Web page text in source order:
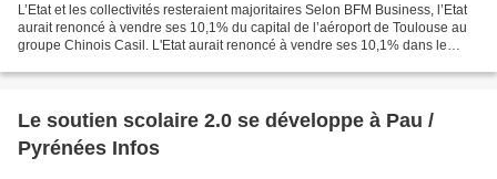
L’Etat et les collectivités resteraient majoritaires Selon BFM Business, l’Etat
aurait renoncé à vendre ses 10,1% du capital de l’aéroport de Toulouse au
groupe Chinois Casil. L'Etat aurait renoncé à vendre ses 10,1% dans le
Le soutien scolaire 2.0 se développe à Pau /
Pyrénées Infos